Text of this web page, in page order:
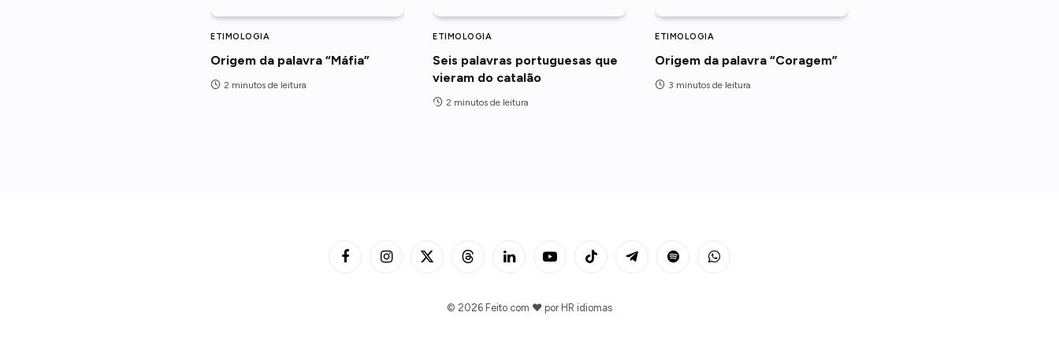
ETIMOLOGIA
Origem da palavra “Máfia”
2 minutos de leitura
ETIMOLOGIA
Seis palavras portuguesas que
vieram do catalão
2 minutos de leitura
ETIMOLOGIA
Origem da palavra “Coragem”
3 minutos de leitura
FacebookInstagramX
Threads LinkedIn YouTubeTikTok TelegramSpotify WhatsApp
© 2026 Feito com ❤️ por HR idiomas